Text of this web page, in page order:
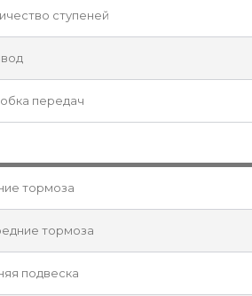
ступеней
передач
тормоза
тормоза
подвеска